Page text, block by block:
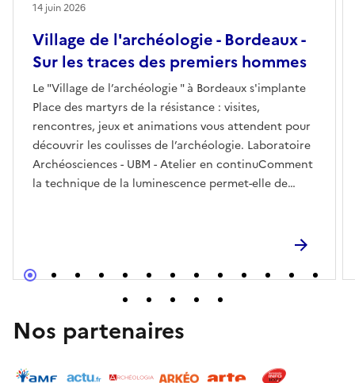
Village de l'archéologie - Bordeaux -
Sur les traces des premiers hommes
Le "Village de l’archéologie " à Bordeaux s'implante
Place des martyrs de la résistance : visites,
rencontres, jeux et animations vous attendent pour
découvrir les coulisses de l’archéologie. Laboratoire
Archéosciences - UBM - Atelier en continuComment
la technique de la luminescence permet-elle de
directrice de recherche au CNRS, Archéosciences
"Village de l'archéologie" est organisé par
Cap'Archéo / Cap sciences, l'Inrap, l’Université
14 juin 2026
Nos partenaires